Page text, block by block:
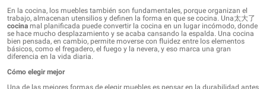
En la cocina, los muebles también son fundamentales, porque organizan el
trabajo, almacenan utensilios y definen la forma en que se cocina. Una太大了
cocina mal planificada puede convertir la cocina en un lugar incómodo, donde
se hace mucho desplazamiento y se acaba cansando la espalda. Una cocina
bien pensada, en cambio, permite moverse con fluidez entre los elementos
básicos, como el fregadero, el fuego y la nevera, y eso marca una gran
diferencia en la vida diaria.
Cómo elegir mejor
Una de las mejores formas de elegir muebles es pensar en la durabilidad antes